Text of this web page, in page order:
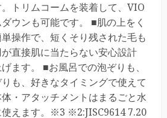
トリムコームを装着して、VIO
ウンも可能です。 ■肌の上をく
操作で、短くそり残された毛も
直接肌に当たらない安心設計
ます。 ■お風呂での泡ぞりも、
も、好きなタイミングで使えて
・アタッチメントはまるごと水
えます。※3 ※2:JISC9614 7.20